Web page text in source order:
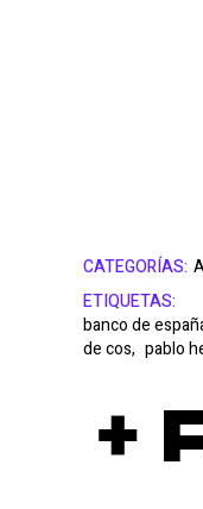
CATEGORÍAS:
ETIQUETAS:
banco de
de cos, pablo
+